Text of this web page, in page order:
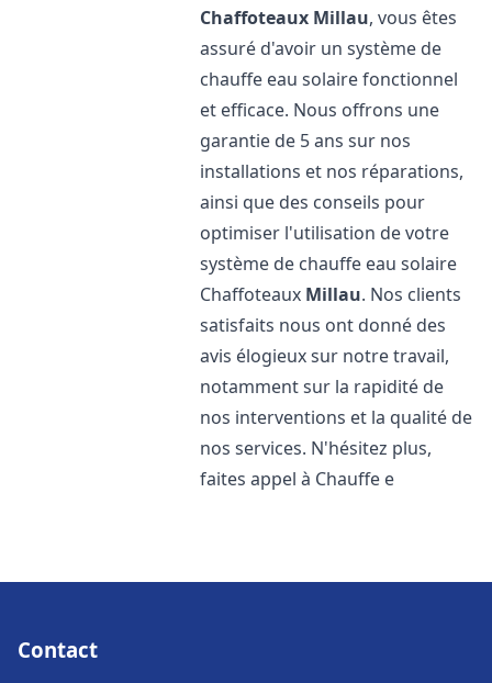
Chaffoteaux Millau, vous êtes
assuré d'avoir un système de
chauffe eau solaire fonctionnel
et efficace. Nous offrons une
garantie de 5 ans sur nos
installations et nos réparations,
ainsi que des conseils pour
optimiser l'utilisation de votre
système de chauffe eau solaire
Chaffoteaux Millau. Nos clients
satisfaits nous ont donné des
avis élogieux sur notre travail,
notamment sur la rapidité de
nos interventions et la qualité de
nos services. N'hésitez plus,
faites appel à Chauffe e
Contact